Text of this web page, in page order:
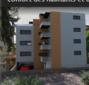
l’environnement
Caractéristiques
• Bâtiment collectif de 7
• Garages individuels
• Conception adaptée